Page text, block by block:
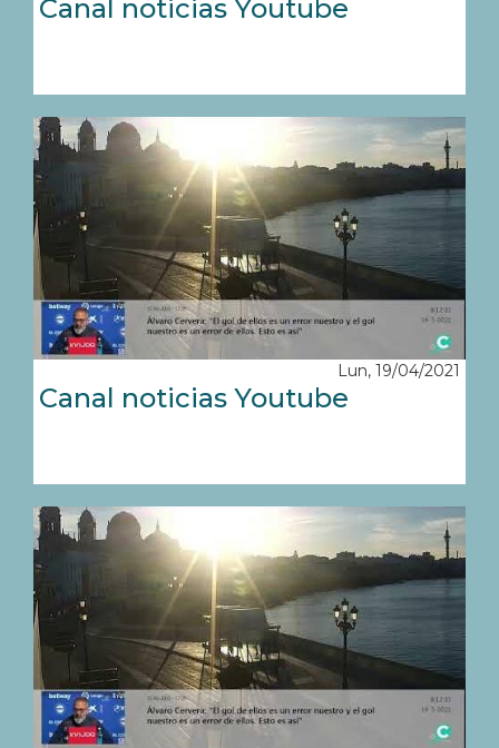
Canal noticias Youtube
Lun, 19/04/2021
Canal noticias Youtube